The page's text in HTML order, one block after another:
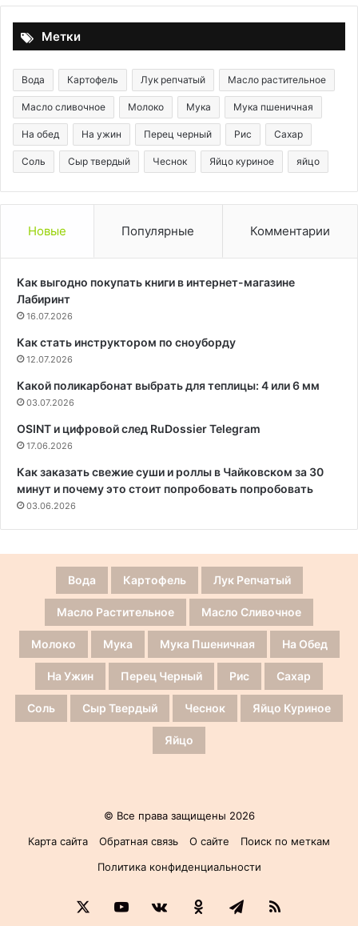
сколько
обычно
съедается
один
раз
Метки
Вода Картофель Лук репчатый Масло растительное
Масло сливочное Молоко Мука Мука пшеничная
На обед На ужин Перец черный Рис Сахар
Соль Сыр твердый Чеснок Яйцо куриное яйцо
Новые Популярные Комментарии
Как выгодно покупать книги в интернет-магазине
Лабиринт
16.07.2026
Как стать инструктором по сноуборду
12.07.2026
Какой поликарбонат выбрать для теплицы: 4 или 6 мм
03.07.2026
OSINT и цифровой след RuDossier Telegram
17.06.2026
Как заказать свежие суши и роллы в Чайковском за 30
минут и почему это стоит попробовать попробовать
03.06.2026
Вода Картофель Лук Репчатый
Масло Растительное Масло Сливочное
Молоко Мука Мука Пшеничная На Обед
На Ужин Перец Черный Рис Сахар
Соль Сыр Твердый Чеснок Яйцо Куриное
Яйцо
© Все права защищены 2026
Карта сайта
Обратная связь О сайте
Поиск по меткам
Политика конфиденциальности
YouTubevk.comОдноклассники
Telegram
RSS